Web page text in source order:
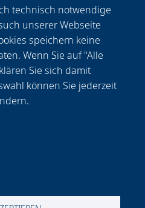
2788 156
technisch notwendige
unserer Webseite
speichern keine
Wenn Sie auf "Alle
Sie sich damit
können Sie jederzeit